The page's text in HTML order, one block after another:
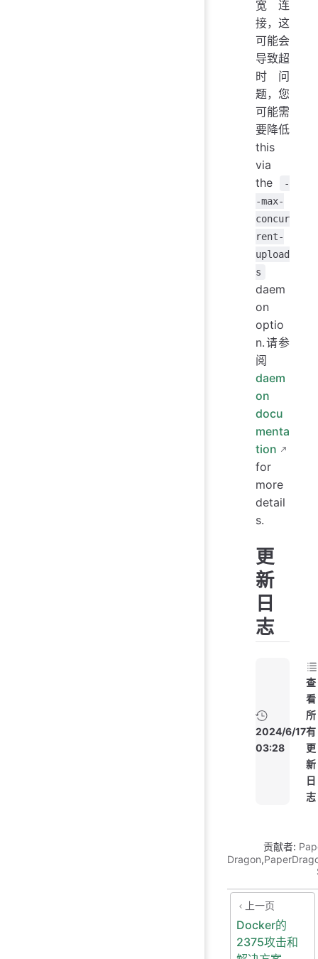
宽连
接，这
可能会
导致超
时问
题，您
可能需
要降低
this
via
the
-
-max-
concur
rent-
upload
s
daem
on
optio
n.请参
阅
daem
on
docu
menta
tion
for
more
detail
s.
更
新
日
志
2024/6/17
03:28
查
看
所
有
更
新
日
志
贡献者:
Dragon,
上一页
Docker的
2375攻击和